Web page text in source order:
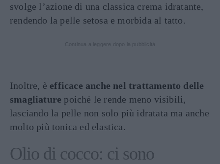
svolge l’azione di una classica crema idratante,
rendendo la pelle setosa e morbida al tatto.
Inoltre, è efficace anche nel trattamento delle
smagliature poiché le rende meno visibili,
lasciando la pelle non solo più idratata ma anche
molto più tonica ed elastica.
Olio di cocco: ci sono